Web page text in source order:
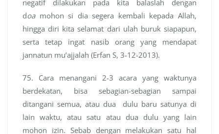
negatif dilakukan pada kita balaslah dengan
doamohon si dia segera kembali kepada Allah,
hingga diri kita selamat dari ulah buruk siapapun,
serta tetap ingat nasib orang yang mendapat
jannatun mu’ajjalah (Erfan S, 3-12-2013).
75. Cara menangani 2-3 acara yang waktunya
berdekatan, bisa sebagian-sebagian sampai
ditangani semua, atau dua dulu baru satunya di
lain waktu, atau satu atau dua dulu yang lain
mohon izin. Sebab dengan melakukan satu hal